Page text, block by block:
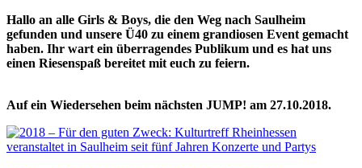
Hallo an alle Girls & Boys, die den Weg nach Saulheim
gefunden und unsere Ü40 zu einem grandiosen Event gemacht
haben. Ihr wart ein überragendes Publikum und es hat uns
einen Riesenspaß bereitet mit euch zu feiern.
Auf ein Wiedersehen beim nächsten JUMP! am 27.10.2018.